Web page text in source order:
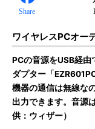
Share
ワイヤレスPCオー
PCの音源をUSB経
ダプター「
機器の通信は無線な
出力できます。音源
供：ウィザー）